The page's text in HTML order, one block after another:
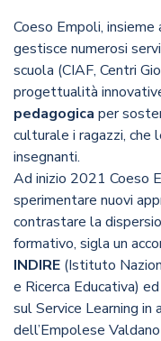
Coeso Empoli,
gestisce numerosi
scuola (CIAF, Centri
progettualità
pedagogica per
culturale i ragazzi, che
insegnanti.
Ad inizio 2021 Coeso
sperimentare nuovi
contrastare la
formativo, sigla un
INDIRE (Istituto
e Ricerca Educativa)
sulService Learning in
dell’Empolese